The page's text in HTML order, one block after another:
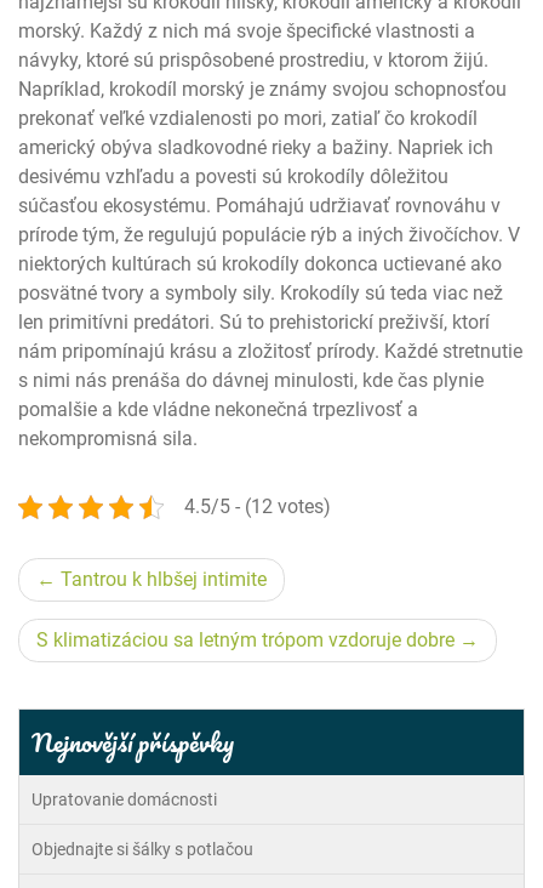
morský. Každý z nich má svoje špecifické vlastnosti a
návyky, ktoré sú prispôsobené prostrediu, v ktorom žijú.
Napríklad, krokodíl morský je známy svojou schopnosťou
prekonať veľké vzdialenosti po mori, zatiaľ čo krokodíl
americký obýva sladkovodné rieky a bažiny. Napriek ich
desivému vzhľadu a povesti sú krokodíly dôležitou
súčasťou ekosystému. Pomáhajú udržiavať rovnováhu v
prírode tým, že regulujú populácie rýb a iných živočíchov. V
niektorých kultúrach sú krokodíly dokonca uctievané ako
posvätné tvory a symboly sily. Krokodíly sú teda viac než
len primitívni predátori. Sú to prehistorickí preživší, ktorí
nám pripomínajú krásu a zložitosť prírody. Každé stretnutie
s nimi nás prenáša do dávnej minulosti, kde čas plynie
pomalšie a kde vládne nekonečná trpezlivosť a
nekompromisná sila.
4.5/5 - (12 votes)
Navigace
pro
příspěvek
Tantrou k hlbšej intimite
S klimatizáciou sa letným trópom vzdoruje dobre
Nejnovější příspěvky
Upratovanie domácnosti
Objednajte si šálky s potlačou